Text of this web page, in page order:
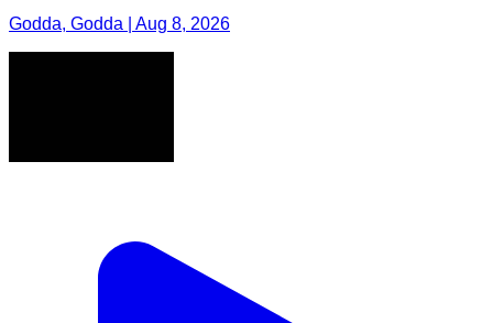
Godda, Godda | Aug 8, 2026